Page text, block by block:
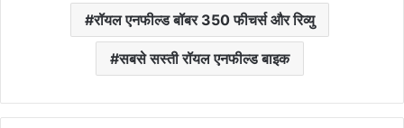
रॉयल एनफील्ड बॉबर 350 फीचर्स और रिव्यु
सबसे सस्ती रॉयल एनफील्ड बाइक